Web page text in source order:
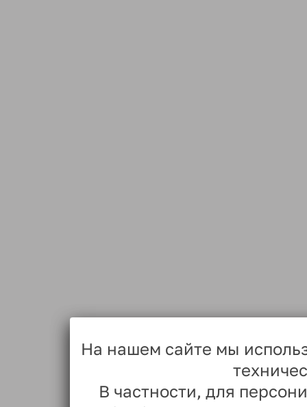
На нашем сайте мы
В частности, для